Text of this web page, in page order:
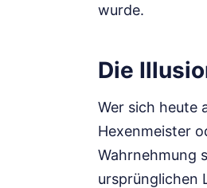
wurde.
Die
Wer sich heute
Hexenmeister
Wahrnehmung
ursprünglichen